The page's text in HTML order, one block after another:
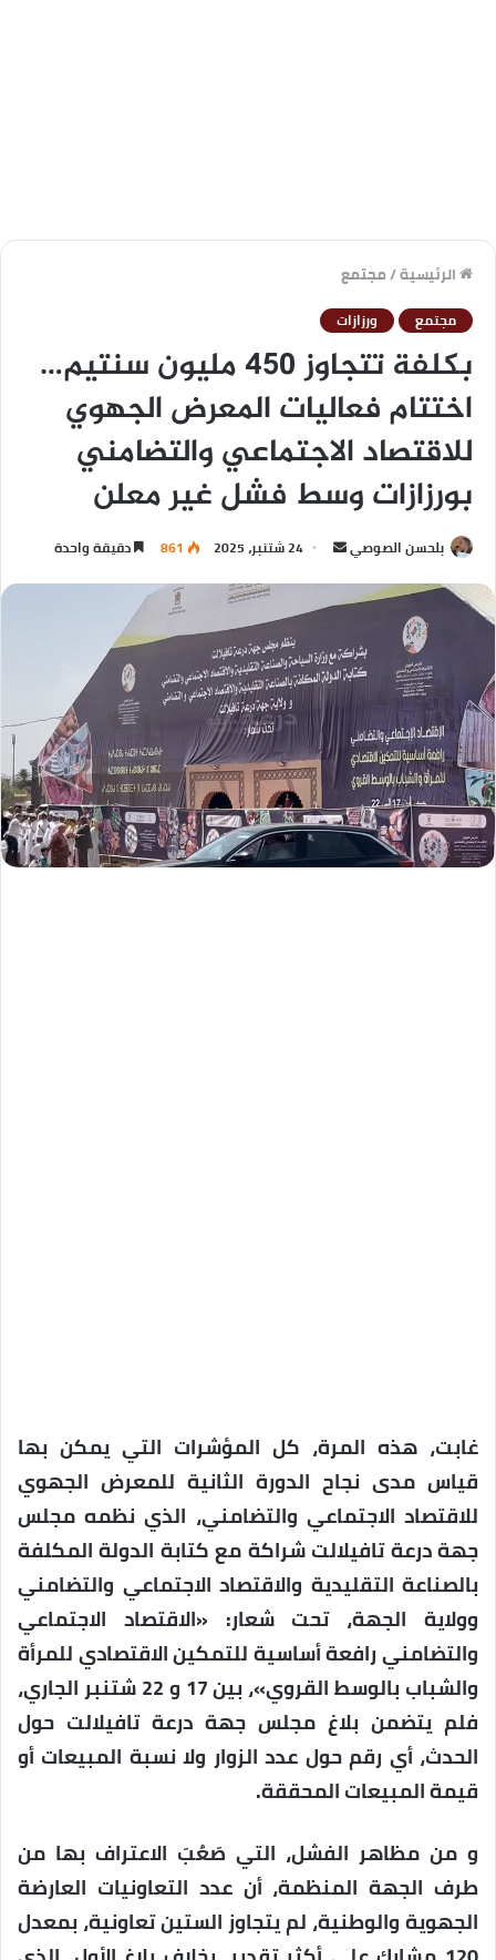
الرئيسية/مجتمع
مجتمع ورزازات
بكلفة تتجاوز 450 مليون سنتيم…
اختتام فعاليات المعرض الجهوي
للاقتصاد الاجتماعي والتضامني
بورزازات وسط فشل غير معلن
بلحسن الصوصي 24 شتنبر، 2025 861 دقيقة واحدة
غابت، هذه المرة، كل المؤشرات التي يمكن بها
قياس مدى نجاح الدورة الثانية للمعرض الجهوي
للاقتصاد الاجتماعي والتضامني، الذي نظمه مجلس
جهة درعة تافيلالت شراكة مع كتابة الدولة المكلفة
بالصناعة التقليدية والاقتصاد الاجتماعي والتضامني
وولاية الجهة، تحت شعار: «الاقتصاد الاجتماعي
والتضامني رافعة أساسية للتمكين الاقتصادي للمرأة
والشباب بالوسط القروي»، بين 17 و 22 شتنبر الجاري،
فلم يتضمن بلاغ مجلس جهة درعة تافيلالت حول
الحدث، أي رقم حول عدد الزوار ولا نسبة المبيعات أو
قيمة المبيعات المحققة.
و من مظاهر الفشل، التي صَعُبَ الاعتراف بها من
طرف الجهة المنظمة، أن عدد التعاونيات العارضة
الجهوية والوطنية، لم يتجاوز الستين تعاونية، بمعدل